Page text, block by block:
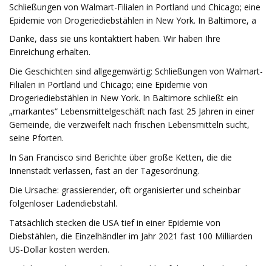
Schließungen von Walmart-Filialen in Portland und Chicago; eine
Epidemie von Drogeriediebstählen in New York. In Baltimore, a
Danke, dass sie uns kontaktiert haben. Wir haben Ihre
Einreichung erhalten.
Die Geschichten sind allgegenwärtig: Schließungen von Walmart-
Filialen in Portland und Chicago; eine Epidemie von
Drogeriediebstählen in New York. In Baltimore schließt ein
„markantes“ Lebensmittelgeschäft nach fast 25 Jahren in einer
Gemeinde, die verzweifelt nach frischen Lebensmitteln sucht,
seine Pforten.
In San Francisco sind Berichte über große Ketten, die die
Innenstadt verlassen, fast an der Tagesordnung.
Die Ursache: grassierender, oft organisierter und scheinbar
folgenloser Ladendiebstahl.
Tatsächlich stecken die USA tief in einer Epidemie von
Diebstählen, die Einzelhändler im Jahr 2021 fast 100 Milliarden
US-Dollar kosten werden.